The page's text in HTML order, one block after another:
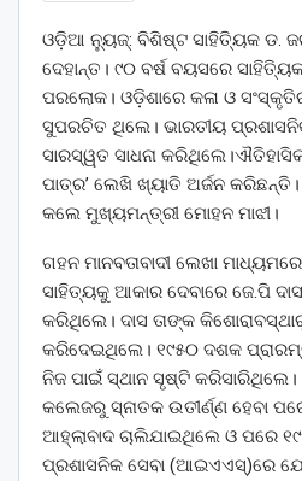
ଓଡ଼ିଆ ନ୍ୟୁଜ୍: ବିଶିଷ୍ଟ ସାହିତ୍ୟିକ ଡ.
ଦେହାନ୍ତ। ୯୦ ବର୍ଷ ବୟସରେ
ପରଲୋକ। ଓଡ଼ିଶାରେ କଳା ଓ
ସୁପରଚିତ ଥିଲେ। ଭାରତୀୟ ପ୍ରଶାସନିକ
ସାରସ୍ୱତ ସାଧନା
ପାତ୍ର’ ଲେଖି ଖ୍ୟାତି ଅର୍ଜନ
କଲେ ମୁଖ୍ୟମନ୍ତ୍ରୀ ମୋହନ ମାଝୀ।
ଗହନ ମାନବତାବାଦୀ ଲେଖା
ସାହିତ୍ୟକୁ ଆକାର ଦେବାରେ ଜେ.ପି
କରିଥିଲେ। ଦାସ ତାଙ୍କ
କରିଦେଇଥିଲେ। ୧୯୫୦ ଦଶକ
ନିଜ ପାଇଁ ସ୍ଥାନ ସୃଷ୍ଟି
କଲେଜରୁ ସ୍ନାତକ ଉତୀର୍ଣ୍ଣ ହେବା
ଆହ୍ଲାବାଦ ଚାଲିଯାଇଥିଲେ ଓ ପରେ
ପ୍ରଶାସନିକ ସେବା (ଆଇଏଏସ୍)ରେ